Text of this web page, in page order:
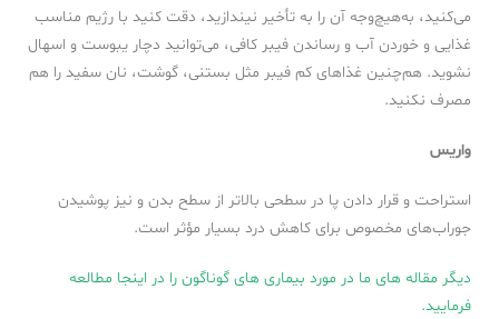
می‌کنید، به‌هیچ‌وجه آن را به تأخیر نیندازید، دقت کنید با رژیم مناسب
غذایی و خوردن آب و رساندن فیبر کافی، می‌توانید دچار یبوست و اسهال
نشوید. هم‌چنین غذاهای کم فیبر مثل بستنی، گوشت، نان سفید را هم
مصرف نکنید.
واریس
استراحت و قرار دادن پا در سطحی بالاتر از سطح بدن و نیز پوشیدن
جوراب‌های مخصوص برای کاهش درد بسیار مؤثر است.
دیگر مقاله های ما در مورد بیماری های گوناگون را در اینجا مطالعه
فرمایید.